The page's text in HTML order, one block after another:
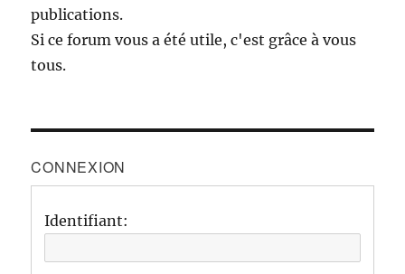
publications.
Si ce forum vous a été utile, c'est grâce à vous
tous.
CONNEXION
Identifiant: